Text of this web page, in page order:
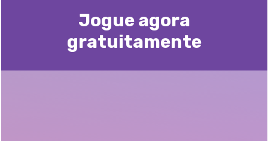
Jogue agora
gratuitamente